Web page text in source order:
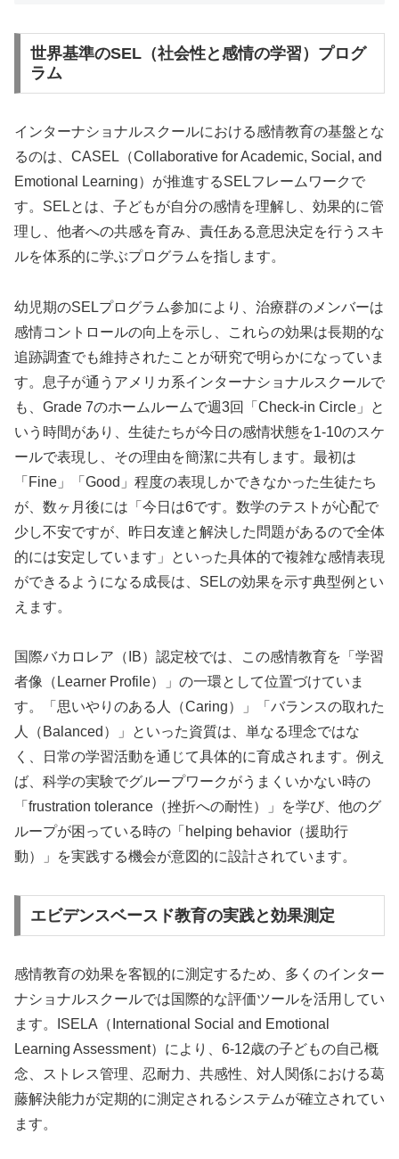
世界基準のSEL（社会性と感情の学習）プログ
ラム
インターナショナルスクールにおける感情教育の基盤とな
るのは、CASEL（Collaborative for Academic, Social, and
Emotional Learning）が推進するSELフレームワークで
す。SELとは、子どもが自分の感情を理解し、効果的に管
理し、他者への共感を育み、責任ある意思決定を行うスキ
ルを体系的に学ぶプログラムを指します。
幼児期のSELプログラム参加により、治療群のメンバーは
感情コントロールの向上を示し、これらの効果は長期的な
追跡調査でも維持されたことが研究で明らかになっていま
す。息子が通うアメリカ系インターナショナルスクールで
も、Grade 7のホームルームで週3回「Check-in Circle」と
いう時間があり、生徒たちが今日の感情状態を1-10のスケ
ールで表現し、その理由を簡潔に共有します。最初は
「Fine」「Good」程度の表現しかできなかった生徒たち
が、数ヶ月後には「今日は6です。数学のテストが心配で
少し不安ですが、昨日友達と解決した問題があるので全体
的には安定しています」といった具体的で複雑な感情表現
ができるようになる成長は、SELの効果を示す典型例とい
えます。
国際バカロレア（IB）認定校では、この感情教育を「学習
者像（Learner Profile）」の一環として位置づけていま
す。「思いやりのある人（Caring）」「バランスの取れた
人（Balanced）」といった資質は、単なる理念ではな
く、日常の学習活動を通じて具体的に育成されます。例え
ば、科学の実験でグループワークがうまくいかない時の
「frustration tolerance（挫折への耐性）」を学び、他のグ
ループが困っている時の「helping behavior（援助行
動）」を実践する機会が意図的に設計されています。
エビデンスベースド教育の実践と効果測定
感情教育の効果を客観的に測定するため、多くのインター
ナショナルスクールでは国際的な評価ツールを活用してい
ます。ISELA（International Social and Emotional
Learning Assessment）により、6-12歳の子どもの自己概
念、ストレス管理、忍耐力、共感性、対人関係における葛
藤解決能力が定期的に測定されるシステムが確立されてい
ます。